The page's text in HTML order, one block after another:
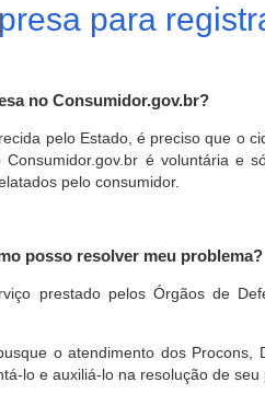
para
no Consumidor.gov.br?
pelo Estado, é preciso que o
é voluntária e
pelo consumidor.
posso resolver meu problema?
prestado pelos Órgãos de
o atendimento dos
lo e auxiliá-lo na resolução de seu